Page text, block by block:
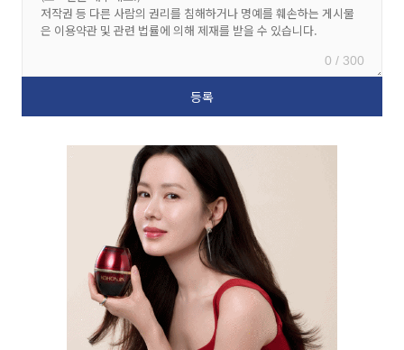
0 / 300